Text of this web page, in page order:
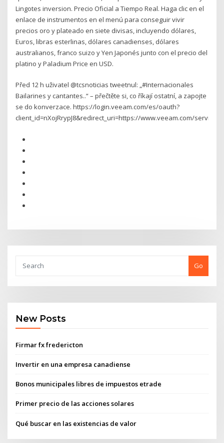
Lingotes inversion. Precio Oficial a Tiempo Real. Haga clic en el
enlace de instrumentos en el menú para conseguir vivir
precios oro y plateado en siete divisas, incluyendo dólares,
Euros, libras esterlinas, dólares canadienses, dólares
australianos, franco suizo y Yen Japonés junto con el precio del
platino y Paladium Price en USD.
Před 12 h uživatel @tcsnoticias tweetnul: „#Internacionales
Bailarines y cantantes..“ – přečtěte si, co říkají ostatní, a zapojte
se do konverzace. https://login.veeam.com/es/oauth?
client_id=nXojRrypJ8&redirect_uri=https://www.veeam.com/
Go
New Posts
Firmar fx fredericton
Invertir en una empresa canadiense
Bonos municipales libres de impuestos etrade
Primer precio de las acciones solares
Qué buscar en las existencias de valor